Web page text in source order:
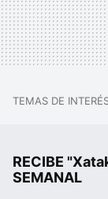
TEMAS DE
RECIBE
SEMANAL